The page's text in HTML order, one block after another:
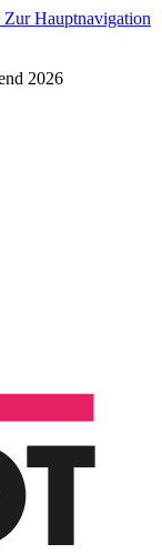
Zur Hauptnavigation
2026